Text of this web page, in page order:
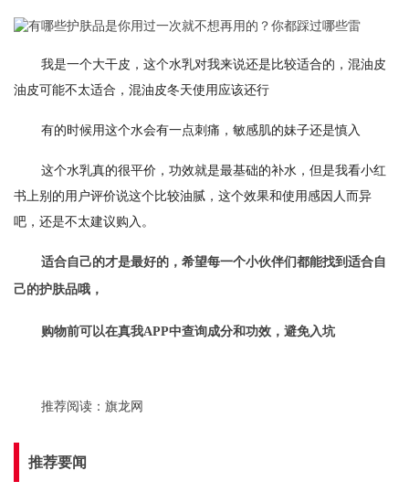
我是一个大干皮，这个水乳对我来说还是比较适合的，混油皮
油皮可能不太适合，混油皮冬天使用应该还行
有的时候用这个水会有一点刺痛，敏感肌的妹子还是慎入
这个水乳真的很平价，功效就是最基础的补水，但是我看小红
书上别的用户评价说这个比较油腻，这个效果和使用感因人而异
吧，还是不太建议购入。
适合自己的才是最好的，希望每一个小伙伴们都能找到适合自
己的护肤品哦，
购物前可以在真我APP中查询成分和功效，避免入坑
推荐阅读： 旗龙网
推荐要闻